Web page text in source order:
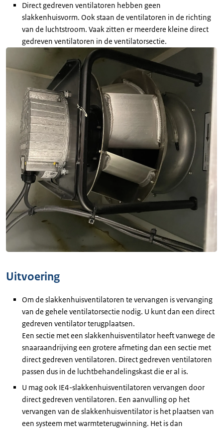
Direct gedreven ventilatoren hebben geen
slakkenhuisvorm. Ook staan de ventilatoren in de richting
van de luchtstroom. Vaak zitten er meerdere kleine direct
gedreven ventilatoren in de ventilatorsectie.
Uitvoering
Om de slakkenhuisventilatoren te vervangen is vervanging
van de gehele ventilatorsectie nodig. U kunt dan een direct
gedreven ventilator terugplaatsen.
Een sectie met een slakkenhuisventilator heeft vanwege de
snaaraandrijving een grotere afmeting dan een sectie met
direct gedreven ventilatoren. Direct gedreven ventilatoren
passen dus in de luchtbehandelingskast die er al is.
U mag ook IE4-slakkenhuisventilatoren vervangen door
direct gedreven ventilatoren. Een aanvulling op het
vervangen van de slakkenhuisventilator is het plaatsen van
een systeem met warmteterugwinning. Het is dan